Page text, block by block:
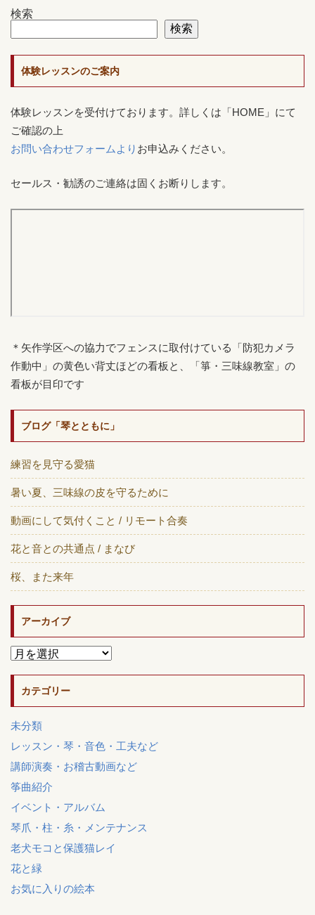
検索
検索
体験レッスンのご案内
体験レッスンを受付けております。詳しくは「HOME」にて
ご確認の上
お問い合わせフォームより お申込みください。
セールス・勧誘のご連絡は固くお断りします。
＊矢作学区への協力でフェンスに取付けている「防犯カメラ
作動中」の黄色い背丈ほどの看板と、「箏・三味線教室」の
看板が目印です
ブログ「琴とともに」
練習を見守る愛猫
暑い夏、三味線の皮を守るために
動画にして気付くこと / リモート合奏
花と音との共通点 / まなび
桜、また来年
アーカイブ
カテゴリー
未分類
レッスン・琴・音色・工夫など
講師演奏・お稽古動画など
筝曲紹介
イベント・アルバム
琴爪・柱・糸・メンテナンス
老犬モコと保護猫レイ
花と緑
お気に入りの絵本